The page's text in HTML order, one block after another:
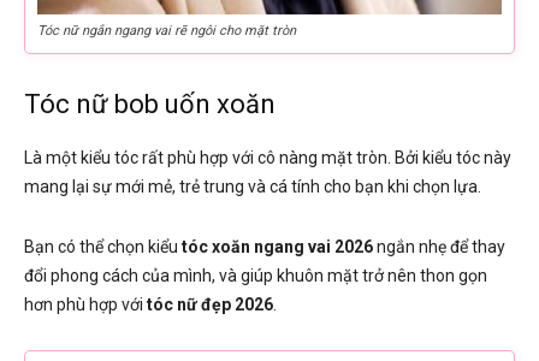
Tóc nữ ngắn ngang vai rẽ ngôi cho mặt tròn
Tóc nữ bob uốn xoăn
Là một kiểu tóc rất phù hợp với cô nàng mặt tròn. Bởi kiểu tóc này
mang lại sự mới mẻ, trẻ trung và cá tính cho bạn khi chọn lựa.
Bạn có thể chọn kiểu tóc xoăn ngang vai 2026ngắn nhẹ để thay
đổi phong cách của mình, và giúp khuôn mặt trở nên thon gọn
hơn phù hợp với tóc nữ đẹp 2026.